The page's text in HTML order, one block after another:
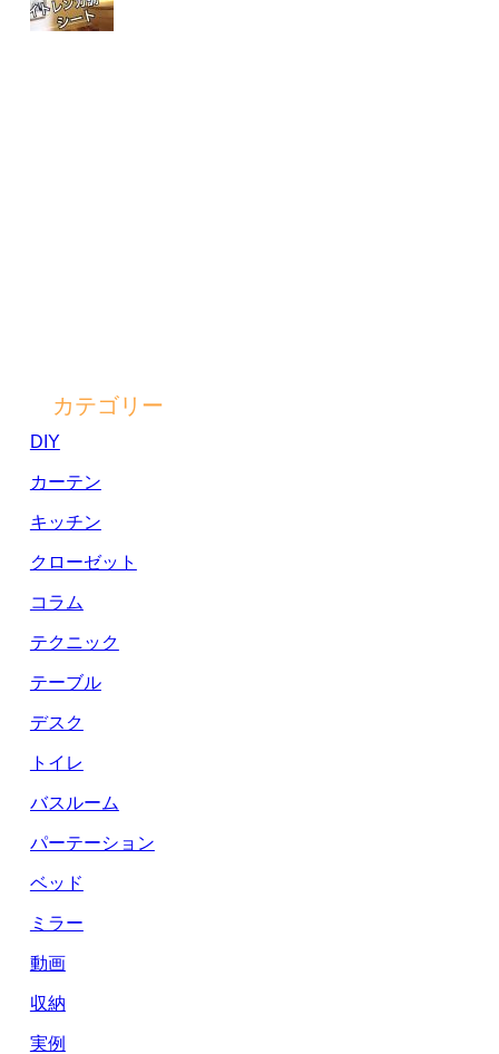
カテゴリー
DIY
カーテン
キッチン
クローゼット
コラム
テクニック
テーブル
デスク
トイレ
バスルーム
パーテーション
ベッド
ミラー
動画
収納
実例